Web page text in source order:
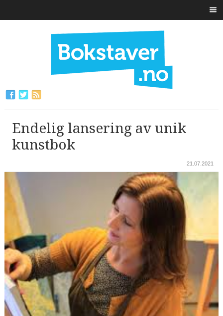
Endelig lansering av unik
kunstbok
21.07.2021